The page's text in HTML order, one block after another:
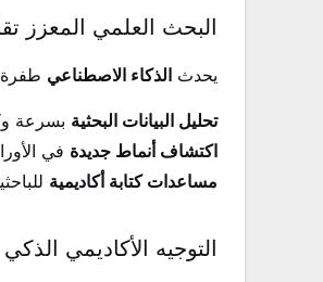
البحث العلمي المعزز
يحدث الذكاء الاصطناعي طفرة
تحليل البيانات البحثية بسرعة
اكتشاف أنماط جديدة في
مساعدات كتابة أكاديمية
التوجيه الأكاديمي الذكي